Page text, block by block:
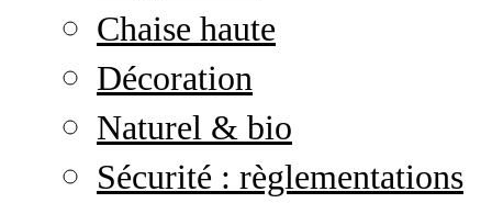
Chaise haute
Décoration
Naturel & bio
Sécurité : règlementations